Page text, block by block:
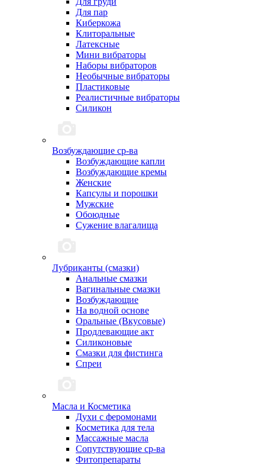
Для пар
Киберкожа
Клиторальные
Латексные
Мини вибраторы
Наборы вибраторов
Необычные вибраторы
Пластиковые
Реалистичные вибраторы
Силикон
Возбуждающие ср-ва
Возбуждающие капли
Возбуждающие кремы
Женские
Капсулы и порошки
Мужские
Обоюдные
Сужение влагалища
Лубриканты (смазки)
Анальные смазки
Вагинальные смазки
Возбуждающие
На водной основе
Оральные (Вкусовые)
Продлевающие акт
Силиконовые
Смазки для фистинга
Спреи
Масла и Косметика
Духи с феромонами
Косметика для тела
Массажные масла
Сопутствующие ср-ва
Фитопрепараты